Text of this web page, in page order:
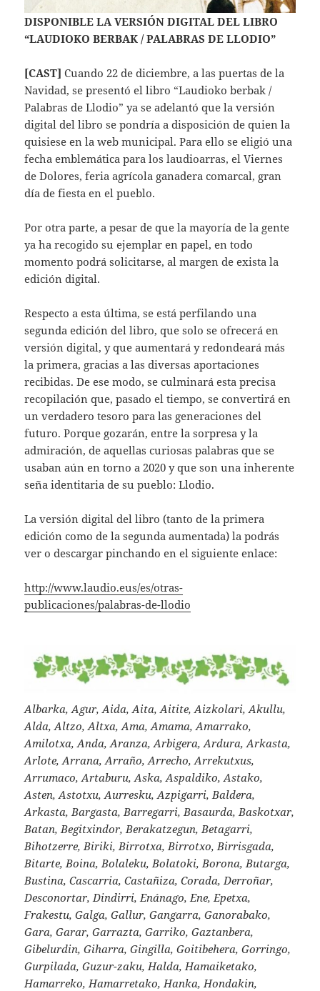
DISPONIBLE LA VERSIÓN DIGITAL DEL LIBRO
“LAUDIOKO BERBAK / PALABRAS DE LLODIO”
[CAST] Cuando 22 de diciembre, a las puertas de la
Navidad, se presentó el libro “Laudioko berbak /
Palabras de Llodio” ya se adelantó que la versión
digital del libro se pondría a disposición de quien la
quisiese en la web municipal. Para ello se eligió una
fecha emblemática para los laudioarras, el Viernes
de Dolores, feria agrícola ganadera comarcal, gran
día de fiesta en el pueblo.
Por otra parte, a pesar de que la mayoría de la gente
ya ha recogido su ejemplar en papel, en todo
momento podrá solicitarse, al margen de exista la
edición digital.
Respecto a esta última, se está perfilando una
segunda edición del libro, que solo se ofrecerá en
versión digital, y que aumentará y redondeará más
la primera, gracias a las diversas aportaciones
recibidas. De ese modo, se culminará esta precisa
recopilación que, pasado el tiempo, se convertirá en
un verdadero tesoro para las generaciones del
futuro. Porque gozarán, entre la sorpresa y la
admiración, de aquellas curiosas palabras que se
usaban aún en torno a 2020 y que son una inherente
seña identitaria de su pueblo: Llodio.
La versión digital del libro (tanto de la primera
edición como de la segunda aumentada) la podrás
ver o descargar pinchando en el siguiente enlace:
http://www.laudio.eus/es/otras-
publicaciones/palabras-de-llodio
Albarka, Agur, Aida, Aita, Aitite, Aizkolari, Akullu,
Alda, Altzo, Altxa, Ama, Amama, Amarrako,
Amilotxa, Anda, Aranza, Arbigera, Ardura, Arkasta,
Arlote, Arrana, Arraño, Arrecho, Arrekutxus,
Arrumaco, Artaburu, Aska, Aspaldiko, Astako,
Asten, Astotxu, Aurresku, Azpigarri, Baldera,
Arkasta, Bargasta, Barregarri, Basaurda, Baskotxar,
Batan, Begitxindor, Berakatzegun, Betagarri,
Bihotzerre, Biriki, Birrotxa, Birrotxo, Birrisgada,
Bitarte, Boina, Bolaleku, Bolatoki, Borona, Butarga,
Bustina, Cascarria, Castañiza, Corada, Derroñar,
Desconortar, Dindirri, Enánago, Ene, Epetxa,
Frakestu, Galga, Gallur, Gangarra, Ganorabako,
Gara, Garar, Garrazta, Garriko, Gaztanbera,
Gibelurdin, Giharra, Gingilla, Goitibehera, Gorringo,
Gurpilada, Guzur-zaku, Halda, Hamaiketako,
Hamarreko, Hamarretako, Hanka, Hondakin,